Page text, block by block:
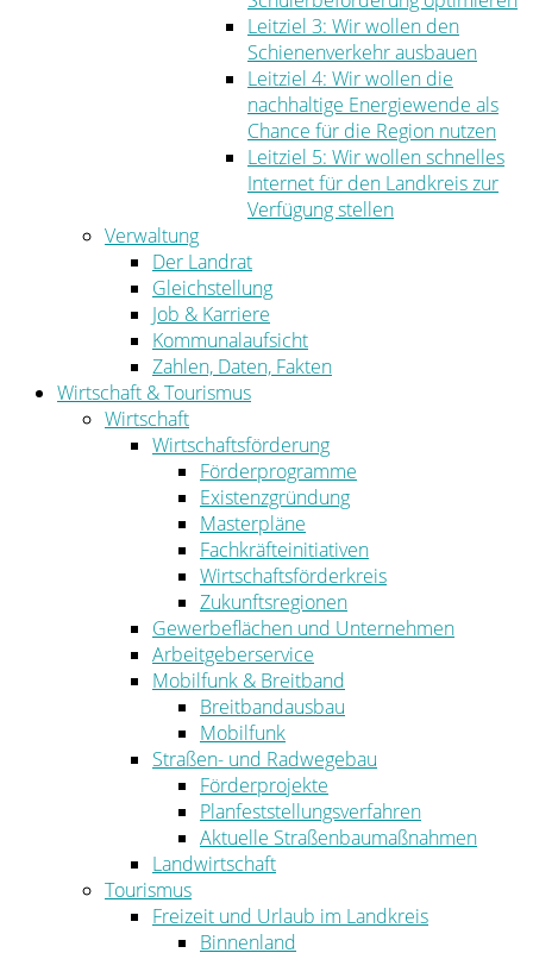
Leitziel 3: Wir wollen den
Schienenverkehr ausbauen
Leitziel 4: Wir wollen die
nachhaltige Energiewende als
Chance für die Region nutzen
Leitziel 5: Wir wollen schnelles
Internet für den Landkreis zur
Verfügung stellen
Verwaltung
Der Landrat
Gleichstellung
Job & Karriere
Kommunalaufsicht
Zahlen, Daten, Fakten
Wirtschaft & Tourismus
Wirtschaft
Wirtschaftsförderung
Förderprogramme
Existenzgründung
Masterpläne
Fachkräfteinitiativen
Wirtschaftsförderkreis
Zukunftsregionen
Gewerbeflächen und Unternehmen
Arbeitgeberservice
Mobilfunk & Breitband
Breitbandausbau
Mobilfunk
Straßen- und Radwegebau
Förderprojekte
Planfeststellungsverfahren
Aktuelle Straßenbaumaßnahmen
Landwirtschaft
Tourismus
Freizeit und Urlaub im Landkreis
Binnenland